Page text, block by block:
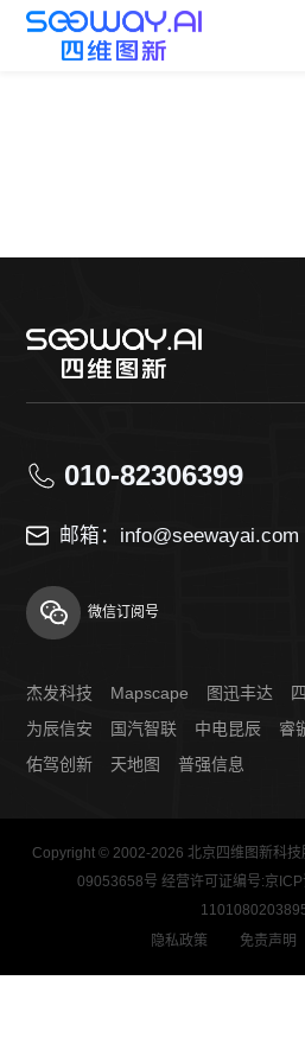
010-82306399
邮箱：info@seewayai.com
微信订阅号
杰发科技 Mapscape 图迅丰达
为辰信安
国汽智联 中电昆辰 睿
佑驾创新
天地图 普强信息
Copyright © 2002-2026 北京四维图新科技
09053658号 经营许可证编号:京
隐私政策
免责声明